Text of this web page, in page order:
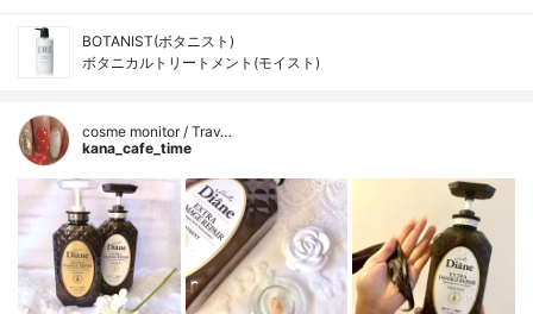
BOTANIST(ボタニスト)
ボタニカルトリートメント(モイスト)
cosme monitor / Trav…
kana_cafe_time